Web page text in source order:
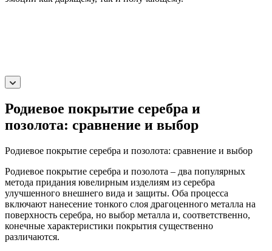
Родиевое покрытие серебра и
позолота: сравнение и выбор
Родиевое покрытие серебра и позолота: сравнение и выбор
Родиевое покрытие серебра и позолота – два популярных
метода придания ювелирным изделиям из серебра
улучшенного внешнего вида и защиты. Оба процесса
включают нанесение тонкого слоя драгоценного металла на
поверхность серебра, но выбор металла и, соответственно,
конечные характеристики покрытия существенно
различаются.